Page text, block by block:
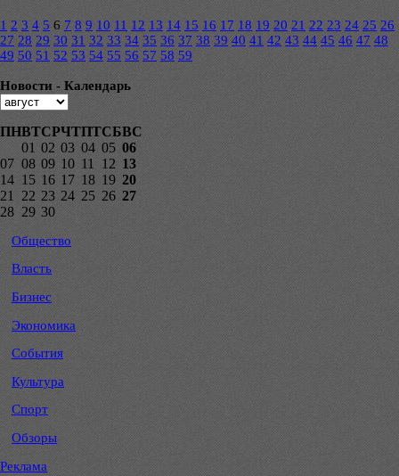
1 2 3 4 5 6 7 8 9 10 11 12 13 14 15 16 17 18 19 20 21 22 23 24 25 26
27 28 29 30 31 32 33 34 35 36 37 38 39 40 41 42 43 44 45 46 47 48
49 50 51 52 53 54 55 56 57 58 59
Новости - Календарь
ПНВТСРЧТПТСБВС
01 02 03 04 05 06
07 08 09 10 11 12 13
14 15 16 17 18 19 20
21
22 23 24 25 26 27
28 29 30
Общество
Власть
Бизнес
Экономика
События
Культура
Спорт
Обзоры
Реклама